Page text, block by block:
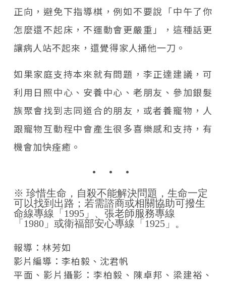
正向，避免下指導棋，例如不要說「中午了你
怎麼還不起床，不運動會更嚴重」，這種話更
讓病人站不起來，還覺得家人捅他一刀。
如果家庭支持本來就有問題，李正達建議，可
利用日照中心、安養中心、老朋友、參加銀髮
族聚會找到志同道合的朋友，或者養寵物，人
跟寵物互動程中會產生很多喜樂感和支持，有
機會加快痊癒。
※ 珍惜生命，自殺不能解決問題，生命一定
可以找到出路；若需諮商或相關協助可撥生
命線專線「1995」、張老師服務專線
「1980」或衛福部安心專線「1925」。
報導：林芳如
影片編導：李柏毅、沈君帆
平面、影片攝影：李柏毅、陳卓邦、梁建裕、